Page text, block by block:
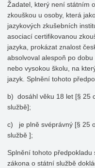
Žadatel, který není státním
zkouškou u osoby, která
jazykových zkušebních
asociací certifikovanou
jazyka, prokázat znalost
absolvoval alespoň po
nebo vysokou školu, na
jazyk. Splnění tohoto
b) dosáhl věku 18 let [§ 25
službě];
c) je plně svéprávný [§ 25
službě ];
Splnění tohoto
zákona o státní službě